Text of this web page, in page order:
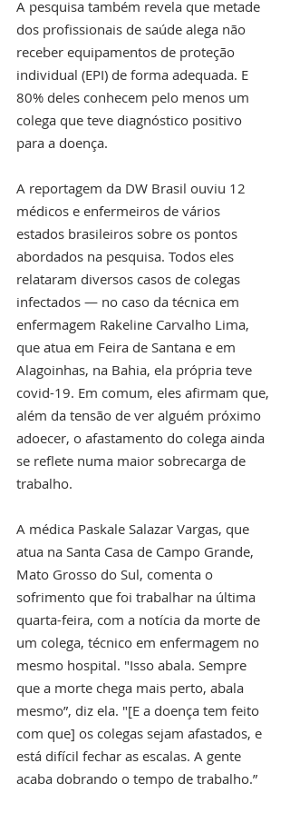
A pesquisa também revela que metade
dos profissionais de saúde alega não
receber equipamentos de proteção
individual (EPI) de forma adequada. E
80% deles conhecem pelo menos um
colega que teve diagnóstico positivo
para a doença.
A reportagem da DW Brasil ouviu 12
médicos e enfermeiros de vários
estados brasileiros sobre os pontos
abordados na pesquisa. Todos eles
relataram diversos casos de colegas
infectados — no caso da técnica em
enfermagem Rakeline Carvalho Lima,
que atua em Feira de Santana e em
Alagoinhas, na Bahia, ela própria teve
covid-19. Em comum, eles afirmam que,
além da tensão de ver alguém próximo
adoecer, o afastamento do colega ainda
se reflete numa maior sobrecarga de
trabalho.
A médica Paskale Salazar Vargas, que
atua na Santa Casa de Campo Grande,
Mato Grosso do Sul, comenta o
sofrimento que foi trabalhar na última
quarta-feira, com a notícia da morte de
um colega, técnico em enfermagem no
mesmo hospital. "Isso abala. Sempre
que a morte chega mais perto, abala
mesmo”, diz ela. "[E a doença tem feito
com que] os colegas sejam afastados, e
está difícil fechar as escalas. A gente
acaba dobrando o tempo de trabalho.”